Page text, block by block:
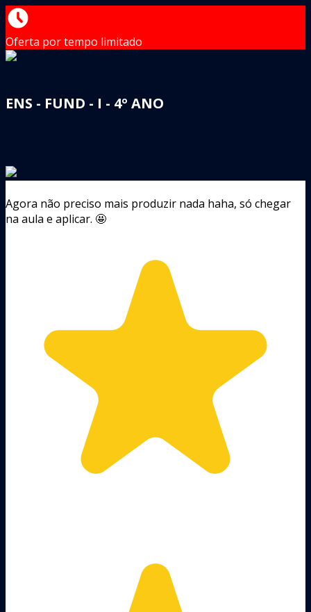
Oferta por tempo limitado
ENS - FUND - I - 4º ANO
Agora não preciso mais produzir nada haha, só chegar
na aula e aplicar. 🤩